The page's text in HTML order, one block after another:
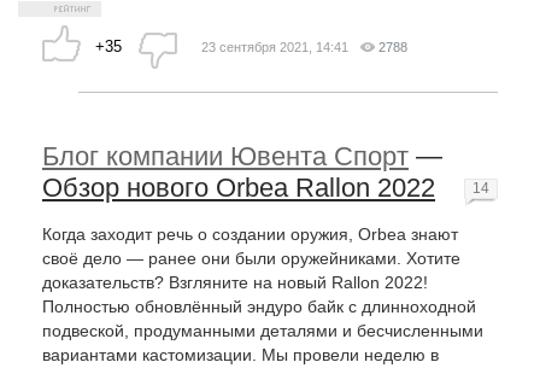
+35 23 сентября 2021, 14:41 2788
Блог компании Ювента Спорт —
Обзор нового Orbea Rallon 2022
Когда заходит речь о создании оружия, Orbea знают
своё дело — ранее они были оружейниками. Хотите
доказательств? Взгляните на новый Rallon 2022!
Полностью обновлённый эндуро байк с длинноходной
подвеской, продуманными деталями и бесчисленными
вариантами кастомизации. Мы провели неделю в
14